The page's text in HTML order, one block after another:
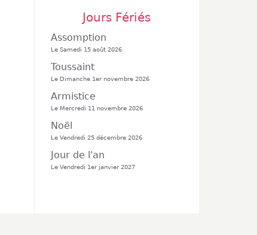
Jours Fériés
Assomption
Le Samedi 15 août 2026
Toussaint
Le Dimanche 1er novembre 2026
Armistice
Le Mercredi 11 novembre 2026
Noël
Le Vendredi 25 décembre 2026
Jour de l'an
Le Vendredi 1er janvier 2027